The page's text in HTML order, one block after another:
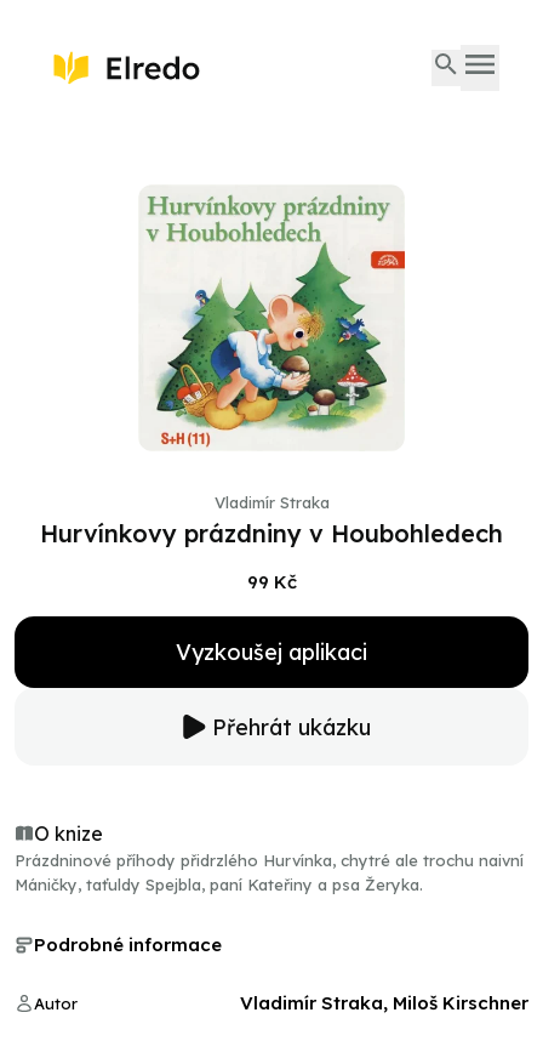
Vladimír Straka
Hurvínkovy prázdniny v Houbohledech
99 Kč
Vyzkoušej aplikaci
Přehrát ukázku
O knize
Prázdninové příhody přidrzlého Hurvínka, chytré ale trochu naivní
Máničky, taťuldy Spejbla, paní Kateřiny a psa Žeryka.
Podrobné informace
Autor Vladimír Straka, Miloš Kirschner